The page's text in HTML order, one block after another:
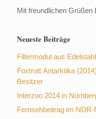
Mit freundlichen Grüßen
Neueste Beiträge
Filtermodul aus Edelstahl
Foxtrott Antarktika
Besitzer
Interzoo 2014 in
Fernsehbeitrag im